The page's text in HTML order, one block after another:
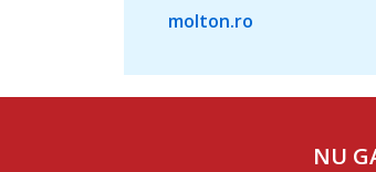
molton.ro
NU